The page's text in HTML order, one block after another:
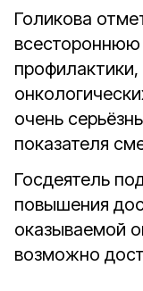
Голикова
профилактики,
очень
показателя
Госдеятель
повышения
оказываемой
возможно